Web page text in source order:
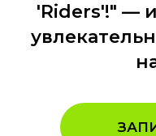
'Riders'!" —